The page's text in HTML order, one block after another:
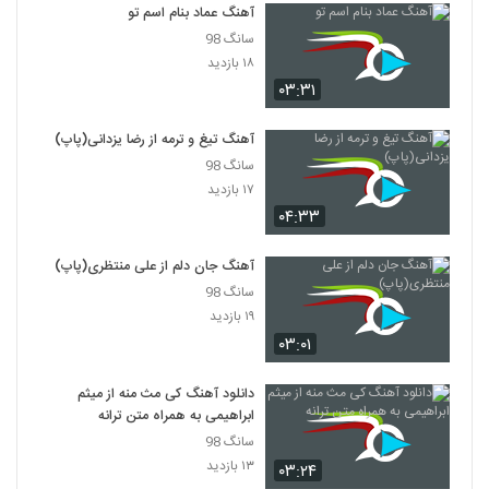
5768
۷۰۷ بازدید
موزیک زیبای جنون از ابوالفضل جعفری زاد
۲۶۲ بازدید
دانلود آهنگ نیستی پیشم از سجاد اوراز
5771
مرتضی بهزاد آهنگ حس قشنگ
۲۵۵ بازدید
Peyvand Madar
۰۳:۳۱
آهنگ عماد بنام اسم تو
سانگ 98
۱۸ بازدید
۰۴:۳۳
آهنگ تیغ و ترمه از رضا یزدانی(پاپ)
سانگ 98
۱۷ بازدید
۰۳:۰۱
آهنگ جان دلم از علی منتظری(پاپ)
سانگ 98
۱۹ بازدید
۰۳:۲۴
دانلود آهنگ کی مث منه از میثم
ابراهیمی به همراه متن ترانه
سانگ 98
۱۳ بازدید